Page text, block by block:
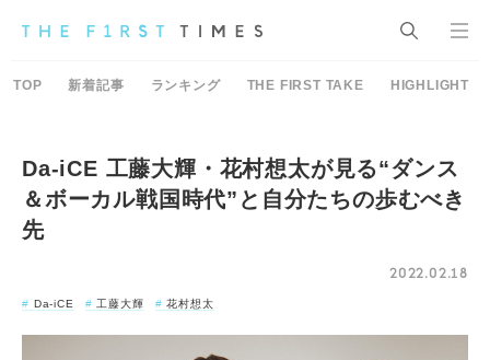
TOP 新着記事 ランキング THE FIRST TAKE HIGHLIGHT
Da-iCE 工藤大輝・花村想太が見る“ダンス
＆ボーカル戦国時代”と自分たちの歩むべき
先
2022.02.18
Da-iCE 工藤大輝 花村想太